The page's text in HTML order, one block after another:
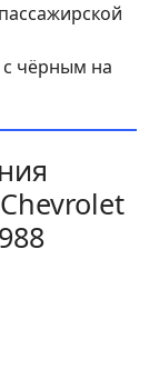
с чёрным на